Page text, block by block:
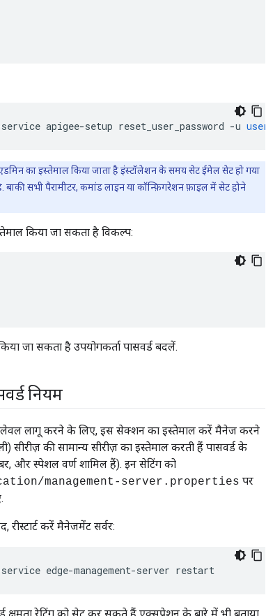
service apigee-setup reset_user_password -u user
का इस्तेमाल किया जाता है इंस्टॉलेशन के समय सेट ईमेल सेट हो गया
बाकी सभी पैरामीटर, कमांड लाइन या कॉन्फ़िगरेशन फ़ाइल में सेट होने
किया जा सकता है विकल्प:
जा सकता है उपयोगकर्ता पासवर्ड बदलें.
नियम
लेवल लागू करने के लिए, इस सेक्शन का इस्तेमाल करें मैनेज करने
की सामान्य सीरीज़ का इस्तेमाल करती हैं पासवर्ड के
और स्पेशल वर्ण शामिल हैं). इन सेटिंग को
management-server.properties पर
करें मैनेजमेंट सर्वर:
edge-management-server restart